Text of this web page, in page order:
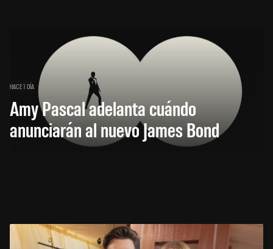
HACE 1 DÍA
Amy Pascal adelanta cuándo
anunciarán al nuevo James Bond